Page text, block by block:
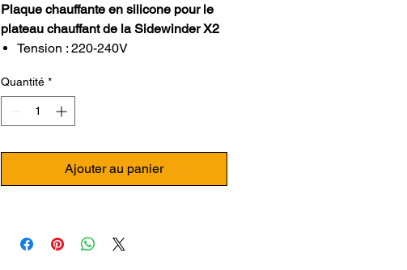
Plaque chauffante en silicone pour le
plateau chauffant de la Sidewinder X2
Tension : 220-240V
Livré avec tout le câblage isolé
Côté autocollant 3M
Sidewinder X2
chauffant de la Sidewinder X2.
Quantité *
Ajouter au panier